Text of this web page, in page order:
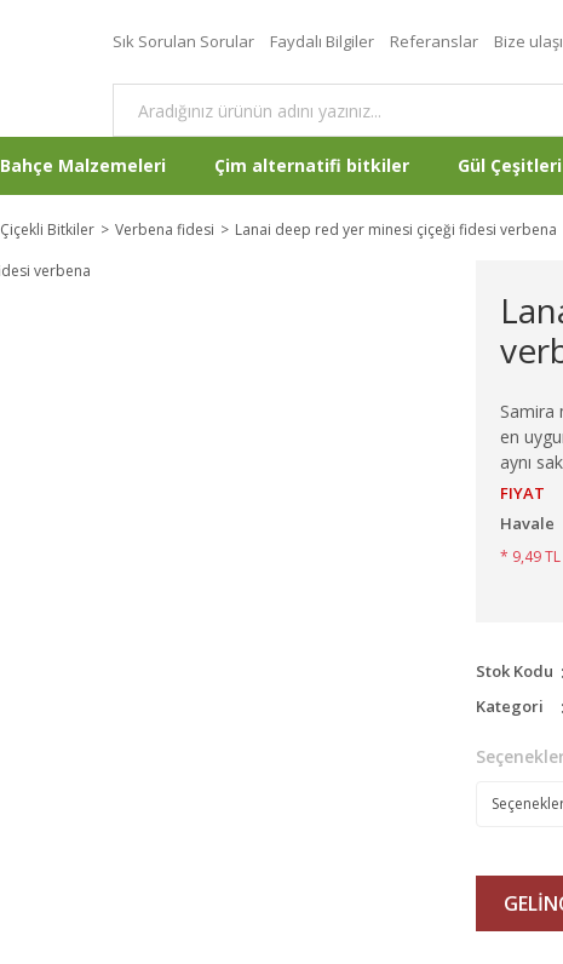
Sık Sorulan Sorular Faydalı Bilgiler Referanslar Bize
Bahçe Malzemeleri Çim alternatifi bitkiler Gül Çeşitleri
Çiçekli Bitkiler Verbena fidesi Lanai deep red yer minesi çiçeği fidesi verbena
Samira
en
aynı
FIYAT
Havale
* 9,49
Stok Kodu
Kategori